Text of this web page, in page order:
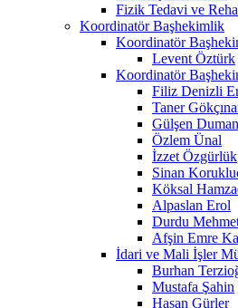
Fizik Tedavi ve
Koordinatör Başhekimlik
Koordinatör
Levent Öztürk
Koordinatör
Filiz Denizli
Taner
Gülşen
Özlem Ünal
İzzet Özgürlük
Sinan
Köksal
Alpaslan Erol
Durdu
Afşin Emre
İdari ve Mali İşler
Burhan
Mustafa Şahin
Hasan Gürler